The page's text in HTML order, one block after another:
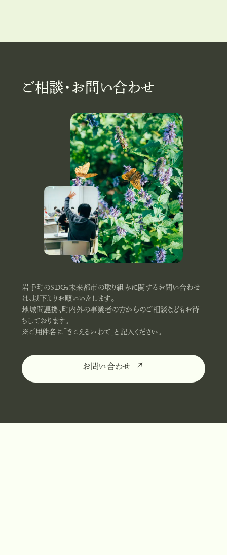
ご相談・お問い合わせ
岩手町のSDGs未来都市の取り組みに関するお問い合わせ
は、以下よりお願いいたします。
地域間連携、町内外の事業者の方からのご相談などもお待
ちしております。
※ご用件名に「きこえるいわて」と記入ください。
お問い合わせ
お問い合わせ